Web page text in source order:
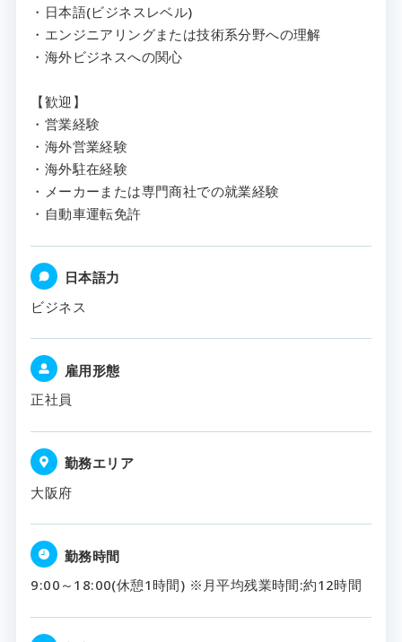
・日本語(ビジネスレベル)
・エンジニアリングまたは技術系分野への理解
・海外ビジネスへの関心
【歓迎】
・営業経験
・海外営業経験
・海外駐在経験
・メーカーまたは専門商社での就業経験
・自動車運転免許
日本語力
ビジネス
雇用形態
正社員
勤務エリア
大阪府
勤務時間
9:00～18:00(休憩1時間) ※月平均残業時間:約12時間